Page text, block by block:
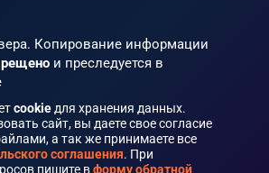
Копирование информации
и преследуется в
cookieдля хранения данных.
сайт, вы даете свое согласие
а так же принимаете все
соглашения. При
пишите вформу обратной